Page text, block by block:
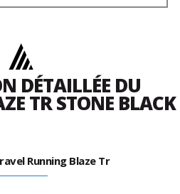
DÉTAILLÉE DU
TR STONE BLACK
Running Blaze Tr